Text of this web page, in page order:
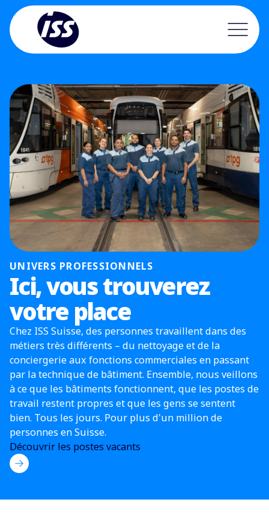
UNIVERS PROFESSIONNELS
Ici, vous trouverez
votre place
Chez ISS Suisse, des personnes travaillent dans des
métiers très différents – du nettoyage et de la
conciergerie aux fonctions commerciales en passant
par la technique de bâtiment. Ensemble, nous veillons
à ce que les bâtiments fonctionnent, que les postes de
travail restent propres et que les gens se sentent
bien. Tous les jours. Pour plus d'un million de
personnes en Suisse.
Découvrir les postes vacants